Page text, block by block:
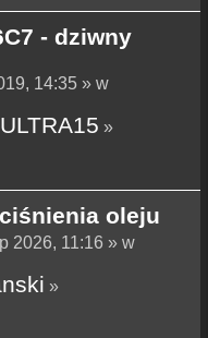
- dziwny
14:35 » w
»
oleju
2026, 11:16 » w
»